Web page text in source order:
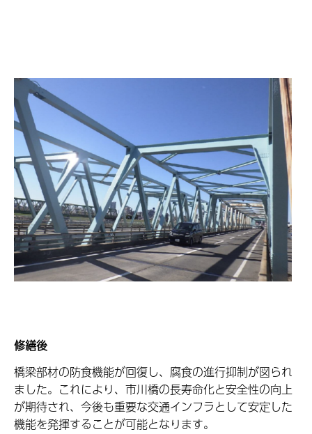
修繕後
橋梁部材の防食機能が回復し、腐食の進行抑制が図られ
ました。これにより、市川橋の長寿命化と安全性の向上
が期待され、今後も重要な交通インフラとして安定した
機能を発揮することが可能となります。